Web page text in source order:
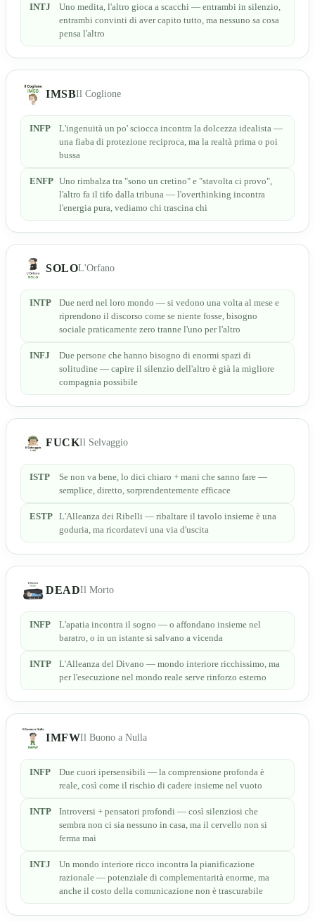
INTJ
Uno medita, l'altro gioca a scacchi — entrambi in silenzio,
entrambi convinti di aver capito tutto, ma nessuno sa cosa
pensa l'altro
IMSBIl Coglione
INFP
L'ingenuità un po' sciocca incontra la dolcezza idealista —
una fiaba di protezione reciproca, ma la realtà prima o poi
bussa
ENFP Uno rimbalza tra "sono un cretino" e "stavolta ci provo",
l'altro fa il tifo dalla tribuna — l'overthinking incontra
l'energia pura, vediamo chi trascina chi
SOLOL'Orfano
INTP
Due nerd nel loro mondo — si vedono una volta al mese e
riprendono il discorso come se niente fosse, bisogno
sociale praticamente zero tranne l'uno per l'altro
INFJ
Due persone che hanno bisogno di enormi spazi di
solitudine — capire il silenzio dell'altro è già la migliore
compagnia possibile
FUCKIl Selvaggio
ISTP
Se non va bene, lo dici chiaro + mani che sanno fare —
semplice, diretto, sorprendentemente efficace
ESTP L'Alleanza dei Ribelli — ribaltare il tavolo insieme è una
goduria, ma ricordatevi una via d'uscita
DEADIl Morto
INFP
L'apatia incontra il sogno — o affondano insieme nel
baratro, o in un istante si salvano a vicenda
INTP
L'Alleanza del Divano — mondo interiore ricchissimo, ma
per l'esecuzione nel mondo reale serve rinforzo esterno
IMFWIl Buono a Nulla
INFP
Due cuori ipersensibili — la comprensione profonda è
reale, così come il rischio di cadere insieme nel vuoto
INTP
Introversi + pensatori profondi — così silenziosi che
sembra non ci sia nessuno in casa, ma il cervello non si
ferma mai
INTJ
Un mondo interiore ricco incontra la pianificazione
razionale — potenziale di complementarità enorme, ma
anche il costo della comunicazione non è trascurabile